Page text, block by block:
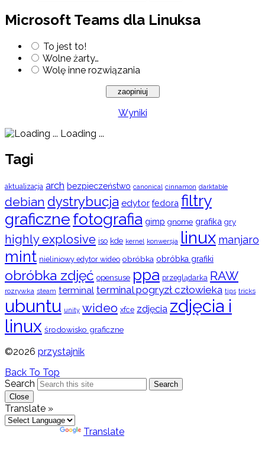
Microsoft Teams dla Linuksa
To jest to!
Wolne żarty…
Wolę inne rozwiązania
Wyniki
Loading ...
Tagi
aktualizacja arch bezpieczeństwo canonical cinnamon darktable
debian dystrybucja edytor fedora filtry
graficznefotografia gimp gnome grafika gry
highly explosive iso kde kernel konwersja linux manjaro
mint nieliniowy edytor wideo obróbka obróbka grafiki
obróbka zdjęć opensuse ppa przeglądarka RAW
rozrywka steam terminal terminal pogryzł człowieka tips tricks
ubuntu unity wideo xfce zdjęcia zdjęcia i
linux środowisko graficzne
©2026 przystajnik
Back To Top
Search
Search
Close
Translate »
Translate